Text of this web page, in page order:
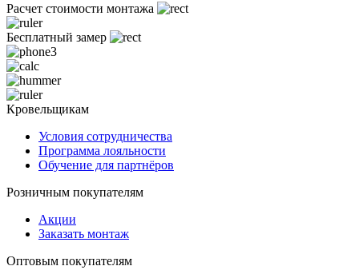
Расчет стоимости монтажа
Бесплатный замер
Кровельщикам
Условия сотрудничества
Программа лояльности
Обучение для партнёров
Розничным покупателям
Акции
Заказать монтаж
Оптовым покупателям